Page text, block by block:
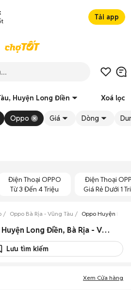
Tải app
Huyện Long Điền Xoá lọc
Oppo Giá Dòng
Điện Thoại OPPO
Từ 3 Đến 4 Triệu
Điện Thoại
Giá Rẻ Dưới 1
Oppo Bà Rịa - Vũng Tàu Oppo Huyện
4 Điện thoại Oppo cũ Huyện Long Điền, Bà Rịa - Vũng Tàu
Lưu tìm kiếm
Xem Cửa hàng